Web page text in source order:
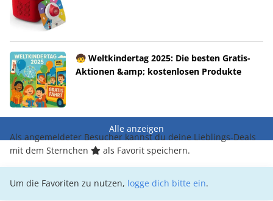
🧒 Weltkindertag 2025: Die besten Gratis-
Aktionen &amp; kostenlosen Produkte
Alle anzeigen
Als angemeldeter Besucher kannst du deine Lieblings-Deals
mit dem Sternchen
als Favorit speichern.
Um die Favoriten zu nutzen, logge dich bitte ein.